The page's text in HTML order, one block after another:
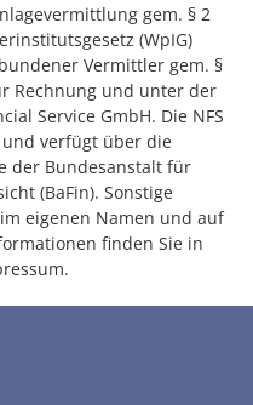
gem. § 2
(WpIG)
Vermittler gem. §
Rechnung und unter der
Service GmbH. Die NFS
verfügt über die
der Bundesanstalt für
(BaFin). Sonstige
eigenen Namen und auf
finden Sie in